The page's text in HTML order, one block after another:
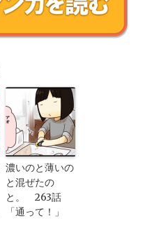
濃いのと薄いの
と混ぜたの
と。 263話
「通って！」